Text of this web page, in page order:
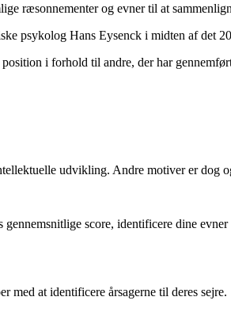
ræsonnementer og evner til at
psykolog Hans Eysenck i midten af det
i forhold til andre, der har
udvikling. Andre motiver er dog
score, identificere dine
med at identificere årsagerne til deres sejre.